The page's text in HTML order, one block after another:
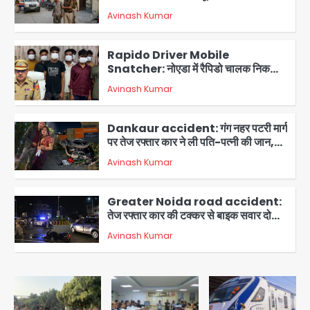
2
अश्लील हरकत करने वाले पिता को मां ने रंगेहाथ
पकड़ा, पुलिस ने किया गिरफ्तार
Avinash Kumar
3
Rapido Driver Mobile
Snatcher: नोएडा में रैपिडो चालक निकला
मोबाइल स्नैचर गैंग का मास्टरमाइंड, जीरा-बॉल
बेचने वालों को बेचता था चोरी के फोन; 8
गिरफ्तार, 98 मोबाइल और 450 पार्ट्स बरामद
Avinash Kumar
4
Dankaur accident: गंग नहर पटरी मार्ग
पर तेज रफ्तार कार ने ली पति-पत्नी की जान,
गांव में मातम
Avinash Kumar
5
Greater Noida road accident:
तेज रफ्तार कार की टक्कर से बाइक सवार दो
युवकों की मौत, परिवारों में मातम
Avinash Kumar
Video call funeral: सोनीपत वृद्धाश्रम
में कपड़ा व्यापारी शिवचरण रामरत्न गुप्ता की मौत:
तीनों बेटियों ने वीडियो कॉल पर देखा अंतिम